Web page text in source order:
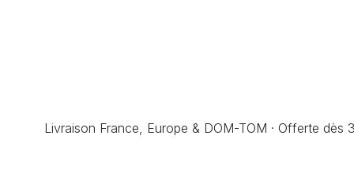
Livraison France, Europe & DOM-TOM · Offerte dès